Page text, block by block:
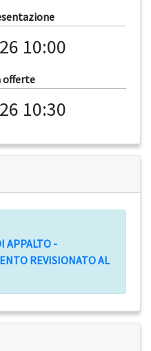
10:00
offerte
10:30
APPALTO -
REVISIONATO AL